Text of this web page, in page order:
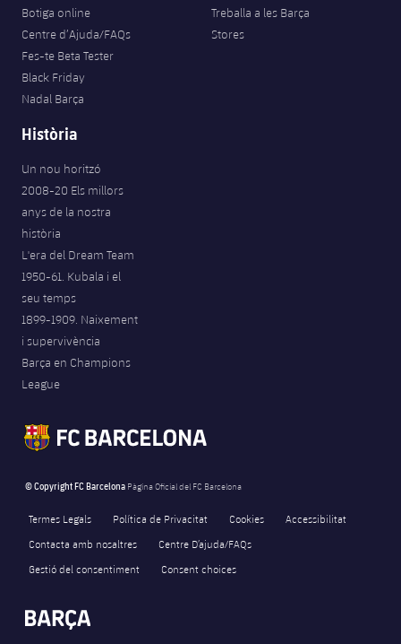
Botiga online
Centre d’Ajuda/FAQs
Fes-te Beta Tester
Black Friday
Nadal Barça
Treballa a les Barça
Stores
Història
Un nou horitzó
2008-20 Els millors
anys de la nostra
història
L'era del Dream Team
1950-61. Kubala i el
seu temps
1899-1909. Naixement
i supervivència
Barça en Champions
League
© Copyright FC Barcelona Pàgina Oficial del FC Barcelona
Termes Legals Política de Privacitat Cookies
Accessibilitat
Contacta amb nosaltres
Centre D’ajuda/FAQs
Gestió del consentiment
Consent choices